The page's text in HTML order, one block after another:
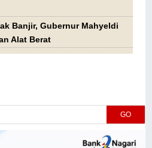
Banjir, Gubernur Mahyeldi
Alat Berat
GO